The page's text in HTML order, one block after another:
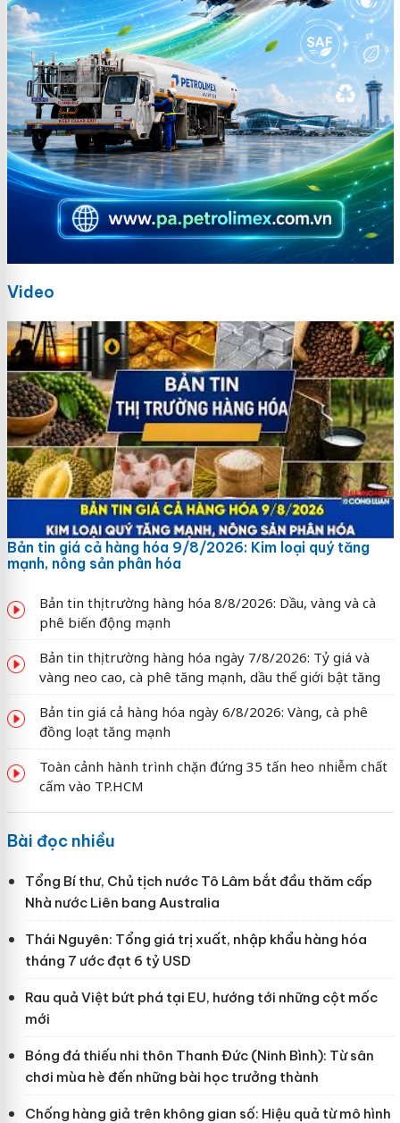
Video
Bản tin giá cả hàng hóa 9/8/2026: Kim loại quý tăng
mạnh, nông sản phân hóa
Bản tin thị trường hàng hóa 8/8/2026: Dầu, vàng và cà
phê biến động mạnh
Bản tin thị trường hàng hóa ngày 7/8/2026: Tỷ giá và
vàng neo cao, cà phê tăng mạnh, dầu thế giới bật tăng
Bản tin giá cả hàng hóa ngày 6/8/2026: Vàng, cà phê
đồng loạt tăng mạnh
Toàn cảnh hành trình chặn đứng 35 tấn heo nhiễm chất
cấm vào TP.HCM
Bài đọc nhiều
Tổng Bí thư, Chủ tịch nước Tô Lâm bắt đầu thăm cấp
Nhà nước Liên bang Australia
Thái Nguyên: Tổng giá trị xuất, nhập khẩu hàng hóa
tháng 7 ước đạt 6 tỷ USD
Rau quả Việt bứt phá tại EU, hướng tới những cột mốc
mới
Bóng đá thiếu nhi thôn Thanh Đức (Ninh Bình): Từ sân
chơi mùa hè đến những bài học trưởng thành
Chống hàng giả trên không gian số: Hiệu quả từ mô hình